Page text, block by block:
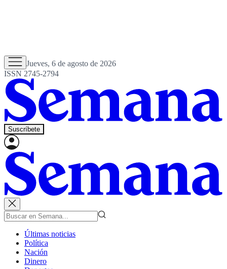
Jueves, 6 de agosto de 2026
ISSN 2745-2794
Suscríbete
Últimas noticias
Política
Nación
Dinero